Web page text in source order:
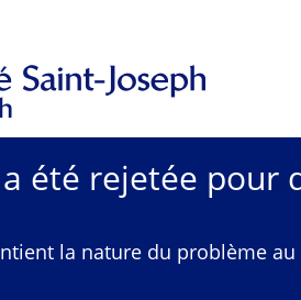
été rejetée pour
la nature du problème